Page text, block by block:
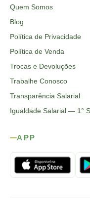
Quem Somos
Blog
Política de Privacidade
Política de Venda
Trocas e Devoluções
Trabalhe Conosco
Transparência Salarial
Igualdade Salarial — 1°
APP